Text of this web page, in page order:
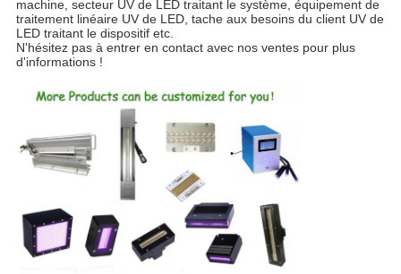
machine, secteur UV de LED traitant le système, équipement de
traitement linéaire UV de LED, tache aux besoins du client UV de
LED traitant le dispositif etc.
N'hésitez pas à entrer en contact avec nos ventes pour plus
d'informations !